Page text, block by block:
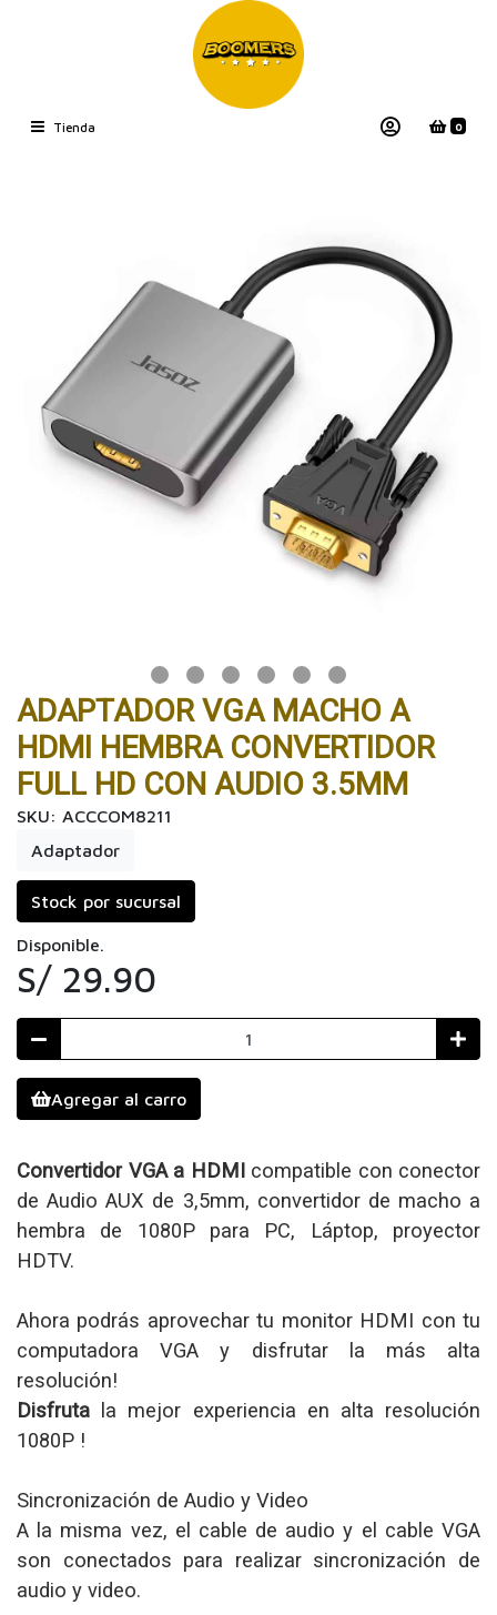
Tienda 0
ADAPTADOR VGA MACHO A
HDMI HEMBRA CONVERTIDOR
FULL HD CON AUDIO 3.5MM
SKU: ACCCOM8211
Adaptador
Stock por sucursal
Disponible.
S/ 29.90
Agregar al carro
Convertidor VGA a HDMI compatible con conector
de Audio AUX de 3,5mm, convertidor de macho a
hembra de 1080P para PC, Láptop, proyector
HDTV.
Ahora podrás aprovechar tu monitor HDMI con tu
computadora VGA y disfrutar la más alta
resolución!
Disfruta
la mejor experiencia en alta resolución
1080P !
Sincronización de Audio y Video
A la misma vez, el cable de audio y el cable VGA
son conectados para realizar sincronización de
audio y video.